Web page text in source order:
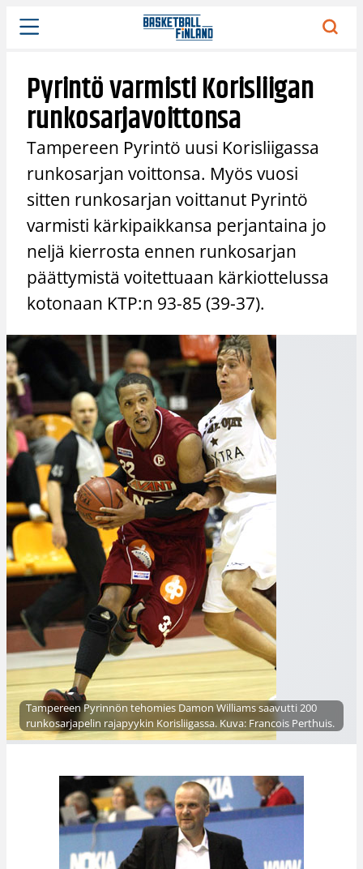
Siirry
sisältöön
Pyrintö varmisti Korisliigan
runkosarjavoittonsa
Tampereen Pyrintö uusi Korisliigassa
runkosarjan voittonsa. Myös vuosi
sitten runkosarjan voittanut Pyrintö
varmisti kärkipaikkansa perjantaina jo
neljä kierrosta ennen runkosarjan
päättymistä voitettuaan kärkiottelussa
kotonaan KTP:n 93-85 (39-37).
Tampereen Pyrinnön tehomies Damon Williams saavutti 200
runkosarjapelin rajapyykin Korisliigassa. Kuva: Francois Perthuis.